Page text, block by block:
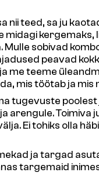
teed, sa ju
midagi
sobivad
peavad
teeme
mis töötab ja
tugevuste
Ei tohiks olla
ja targad
targemaid